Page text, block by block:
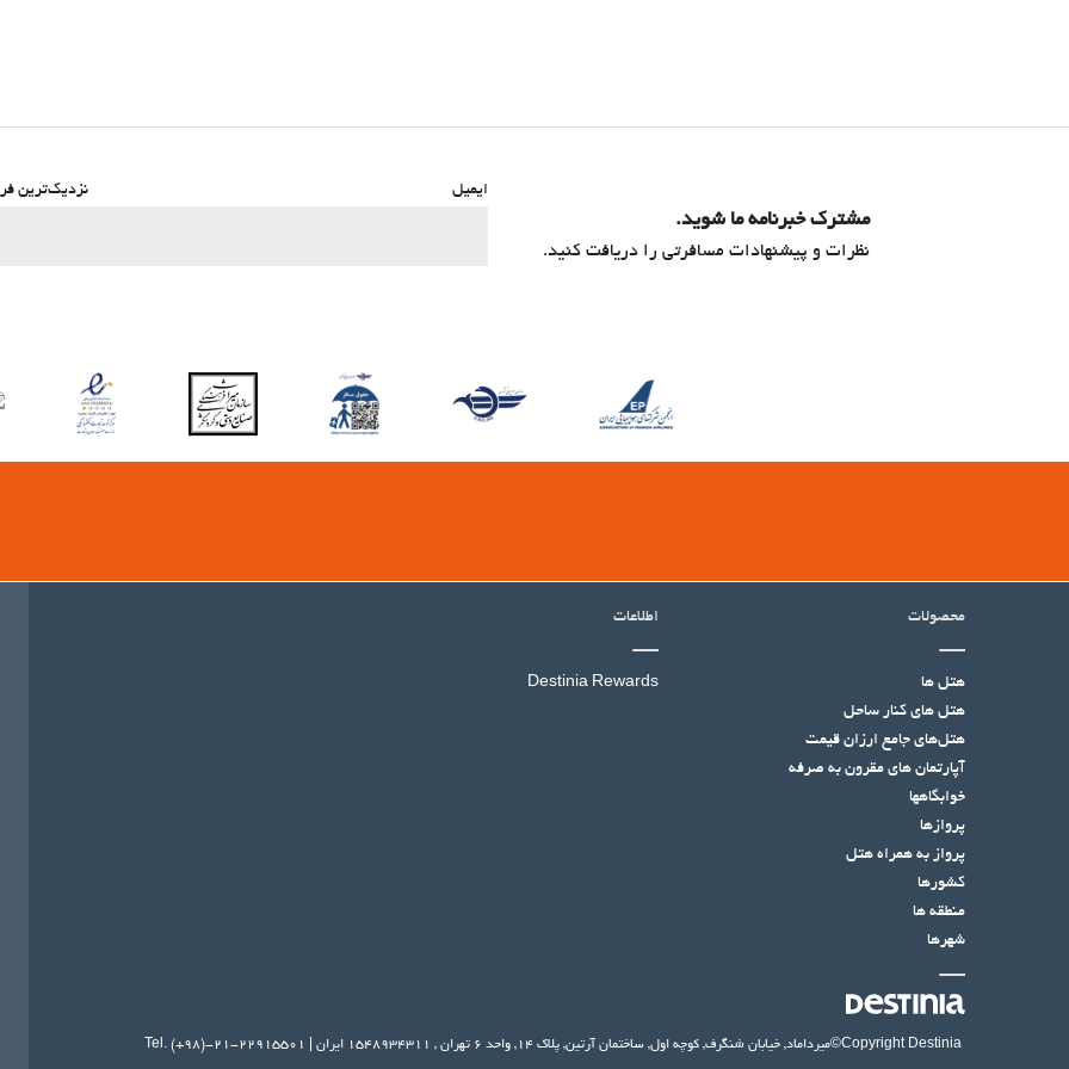
مشترک خبرنامه ما شوید.
نظرات و پیشنهادات مسافرتی را دریافت کنید.
ایمیل نزدیک‌ترین
محصولات
هتل ها
هتل‌ های کنار ساحل
هتل‌های جامع ارزان قیمت
آپارتمان های مقرون به صرفه
خوابگاهها
پروازها
پرواز به همراه هتل
کشورها
منطقه ها
شهرها
اطلاعات
Destinia Rewards
©Copyright Destiniaمیرداماد, خیابان شنگرف, کوچه اول, ساختمان آرتین, پلاک ۱۴, واحد ۶ تهران , ۱۵۴۸۹۳۴۳۱۱ ایران Tel. (+98)-21-22915501